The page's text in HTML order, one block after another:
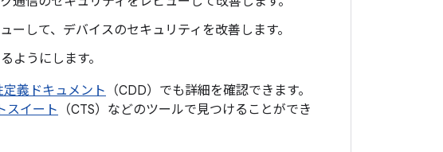
ーして、デバイスのセキュリティを改善します。
ようにします。
義ドキュメント （CDD）でも詳細を確認できます。
スイート （CTS）などのツールで見つけることができ